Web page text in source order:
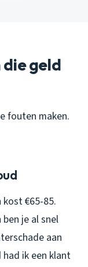
geld
fouten maken.
€65-85.
je al snel
aan
ik een klant